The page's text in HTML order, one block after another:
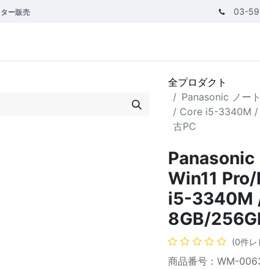
ー販売 03-
全プロダクト
Panasonic ノー
/ Core i5-3340M /
古PC
Panasonic
Win11
i5-3340M
8GB/
(0件レ
商品番号：WM-